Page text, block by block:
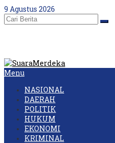
Skip
to
content
9 Agustus 2026
Menu
NASIONAL
DAERAH
POLITIK
HUKUM
EKONOMI
KRIMINAL